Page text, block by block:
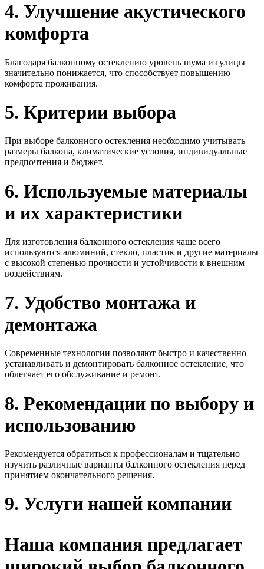
4. Улучшение акустического
комфорта
Благодаря балконному остеклению уровень шума из улицы
значительно понижается, что способствует повышению
комфорта проживания.
5. Критерии выбора
При выборе балконного остекления необходимо учитывать
размеры балкона, климатические условия, индивидуальные
предпочтения и бюджет.
6. Используемые материалы
и их характеристики
Для изготовления балконного остекления чаще всего
используются алюминий, стекло, пластик и другие материалы
с высокой степенью прочности и устойчивости к внешним
воздействиям.
7. Удобство монтажа и
демонтажа
Современные технологии позволяют быстро и качественно
устанавливать и демонтировать балконное остекление, что
облегчает его обслуживание и ремонт.
8. Рекомендации по выбору и
использованию
Рекомендуется обратиться к профессионалам и тщательно
изучить различные варианты балконного остекления перед
принятием окончательного решения.
9. Услуги нашей компании
Наша компания предлагает